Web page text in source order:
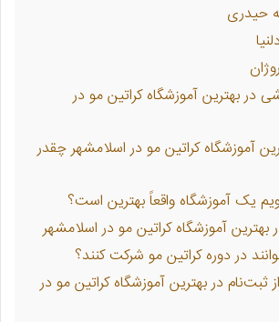
حیدری
در بهترین آموزشگاه کراتین مو در
آموزشگاه کراتین مو در اسلامشهر چقدر
یک آموزشگاه واقعاً بهترین است؟
آموزشگاه کراتین مو در اسلامشهر
در دوره کراتین مو شرکت کنند؟
ثبت‌نام در بهترین آموزشگاه کراتین مو در